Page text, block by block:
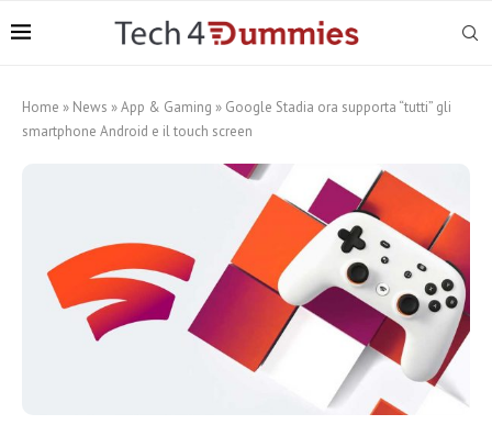
Home » News »App & Gaming » Google Stadia ora supporta “tutti” gli
smartphone Android e il touch screen